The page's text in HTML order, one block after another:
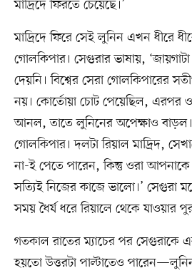
মাদ্রিদে ফিরতে চেয়েছে।’
মাদ্রিদে ফিরে সেই লুনিন এখন ধীরে
গোলকিপার। সেগুরার ভাষায়,
দেয়নি। বিশ্বের সেরা গোলকিপারের
নয়। কোর্তোয়া চোট পেয়েছিল, এরপর
আনল, তাতে লুনিনের অপেক্ষাও
গোলকিপার। দলটা রিয়াল মাদ্রিদ,
না-ই পেতে পারেন, কিন্তু ওরা
সত্যিই নিজের কাজে ভালো।’ সেগুরা
সময় ধৈর্য ধরে রিয়ালে থেকে যাওয়ার
গতকাল রাতের ম্যাচের পর সেগুরাকে
হয়তো উত্তরটা পাল্টাতেও